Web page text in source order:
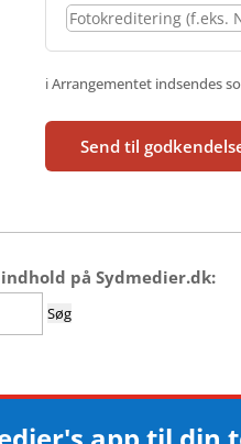
ℹ️ Arrangementet indsendes
Send til
på Sydmedier.dk: